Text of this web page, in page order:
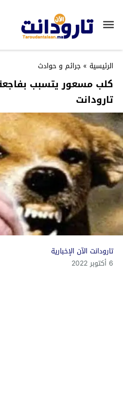
الرئيسية » جرائم و حوادث
كلب مسعور يتسبب
تارودانت
تارودانت الآن الإخبارية
6 أكتوبر 2022